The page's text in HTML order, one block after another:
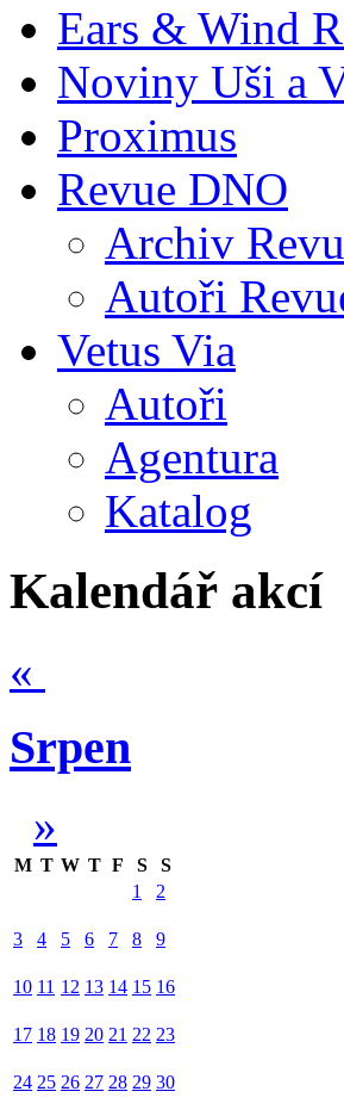
Ears & Wind
Noviny Uši a
Proximus
Revue DNO
Archiv
Autoři
Vetus Via
Autoři
Agentura
Katalog
Kalendář akcí
«
Srpen
»
M T W T F S
S
1
2
3 4 5 6 7 8 9
10 11 12 13 14 15 16
17 18 19 20 21 22 23
24 25 26 27 28 29 30